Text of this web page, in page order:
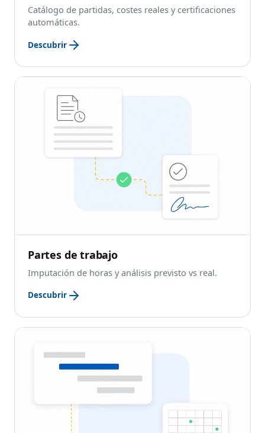
Catálogo de partidas, costes reales y certificaciones
automáticas.
Descubrir
Partes de trabajo
Imputación de horas y análisis previsto vs real.
Descubrir